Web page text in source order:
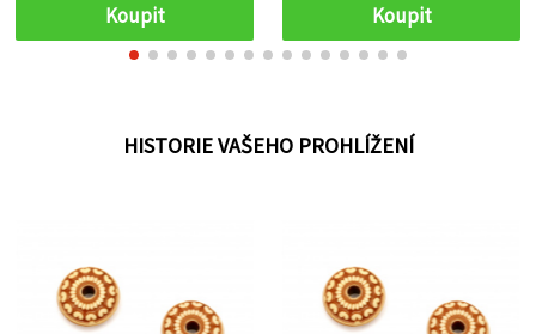
Koupit Koupit
HISTORIE VAŠEHO PROHLÍŽENÍ